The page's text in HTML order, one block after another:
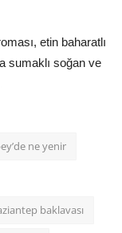
etin baharatlı
sumaklı soğan ve
ne yenir
baklavası